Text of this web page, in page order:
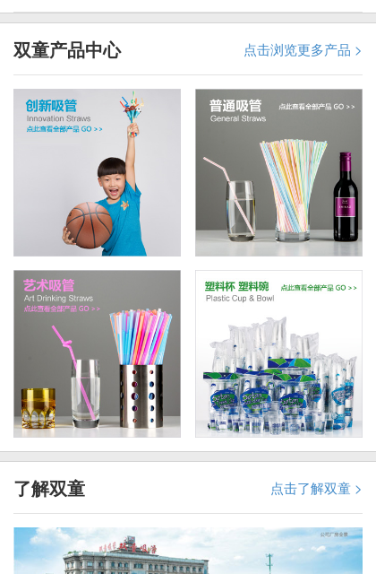
双童产品中心 点击浏览更多产品 >
了解双童 点击了解双童 >